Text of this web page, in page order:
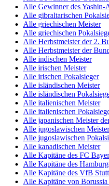
Alle Gewinner des Yashin-
Alle gibraltarischen
Alle griechischen Meister
Alle griechischen
Alle Herbstmeister der 2.
Alle Herbstmeister der
Alle indischen Meister
Alle irischen Meister
Alle irischen Pokalsieger
Alle isländischen Meister
Alle isländischen
Alle italienischen Meister
Alle italienischen
Alle japanischen Meister
Alle jugoslawischen Meister
Alle jugoslawischen
Alle kanadischen Meister
Alle Kapitäne des FC
Alle Kapitäne des
Alle Kapitäne des VfB
Alle Kapitäne von